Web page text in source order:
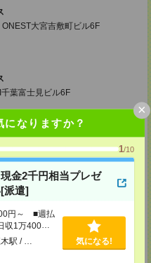
になりますか？
1/10
金2千円相当プレゼ
派遣]
円～ ■週払
1万400円
駅 / … 気になる!
×
大宮吉敷町ビル6F
葉富士見ビル6F
705号室
6階